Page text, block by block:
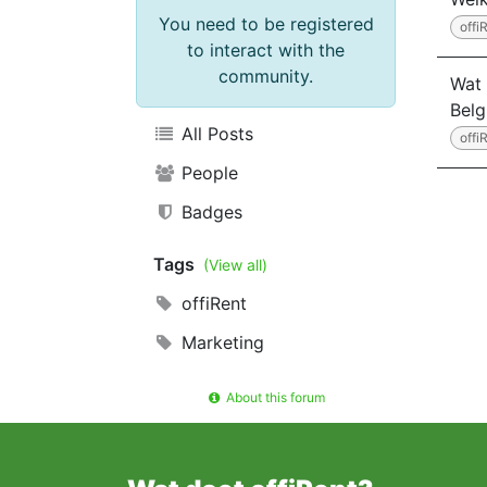
You need to be registered
to interact with the
community.
All Posts
People
Badges
Tags (View all)
offiRent
Marketing
About this forum